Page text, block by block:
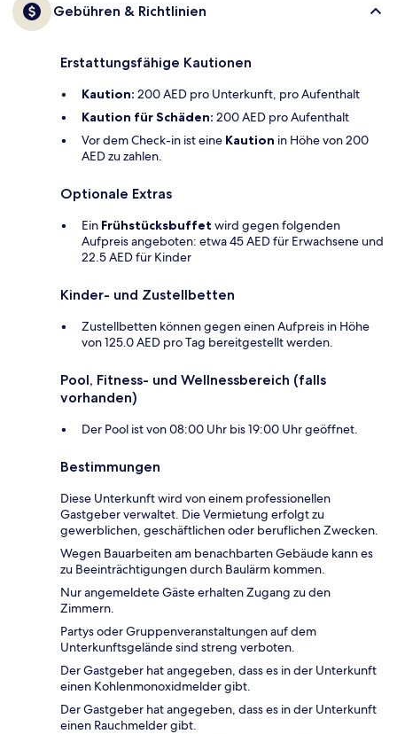
Gebühren & Richtlinien
Erstattungsfähige Kautionen
Kaution: 200 AED pro Unterkunft, pro Aufenthalt
Kaution für Schäden: 200 AED pro Aufenthalt
Vor dem Check-in ist eine Kaution in Höhe von 200
AED zu zahlen.
Optionale Extras
Ein Frühstücksbuffet wird gegen folgenden
Aufpreis angeboten: etwa 45 AED für Erwachsene und
22.5 AED für Kinder
Kinder- und Zustellbetten
Zustellbetten können gegen einen Aufpreis in Höhe
von 125.0 AED pro Tag bereitgestellt werden.
Pool, Fitness- und Wellnessbereich (falls
vorhanden)
Der Pool ist von 08:00 Uhr bis 19:00 Uhr geöffnet.
Bestimmungen
Diese Unterkunft wird von einem professionellen
Gastgeber verwaltet. Die Vermietung erfolgt zu
gewerblichen, geschäftlichen oder beruflichen Zwecken.
Wegen Bauarbeiten am benachbarten Gebäude kann es
zu Beeinträchtigungen durch Baulärm kommen.
Nur angemeldete Gäste erhalten Zugang zu den
Zimmern.
Partys oder Gruppenveranstaltungen auf dem
Unterkunftsgelände sind streng verboten.
Der Gastgeber hat angegeben, dass es in der Unterkunft
einen Kohlenmonoxidmelder gibt.
Der Gastgeber hat angegeben, dass es in der Unterkunft
einen Rauchmelder gibt.